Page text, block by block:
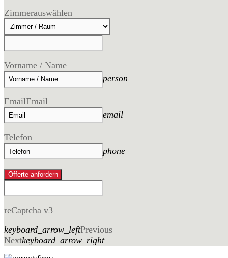
Zimmerauswählen
Vorname / Name
person
EmailEmail
email
Telefon
phone
Offerte anfordern
reCaptcha v3
keyboard_arrow_leftPrevious
Nextkeyboard_arrow_right